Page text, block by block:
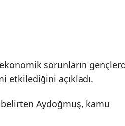
sorunların
etkilediğini açıkladı.
belirten Aydoğmuş, kamu